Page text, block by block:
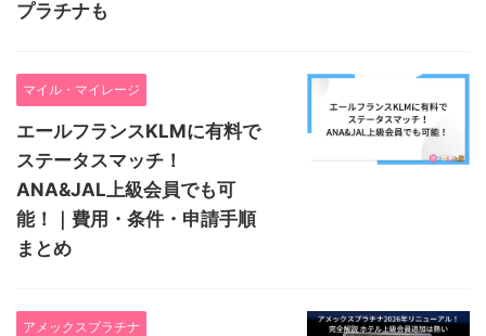
プラチナも
マイル・マイレージ
エールフランスKLMに有料で
ステータスマッチ！
ANA&JAL上級会員でも可
能！｜費用・条件・申請手順
まとめ
アメックスプラチナ